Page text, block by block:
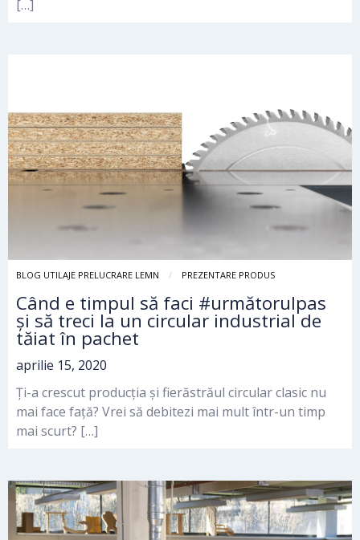
[…]
BLOG UTILAJE PRELUCRARE LEMN PREZENTARE PRODUS
Când e timpul să faci #următorulpas
și să treci la un circular industrial de
tăiat în pachet
aprilie 15, 2020
Ți-a crescut producția și fierăstrăul circular clasic nu
mai face față? Vrei să debitezi mai mult într-un timp
mai scurt? […]